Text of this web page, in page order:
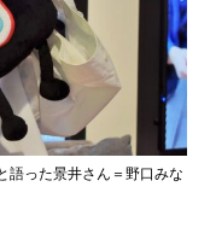
語った景井さん＝野口みな